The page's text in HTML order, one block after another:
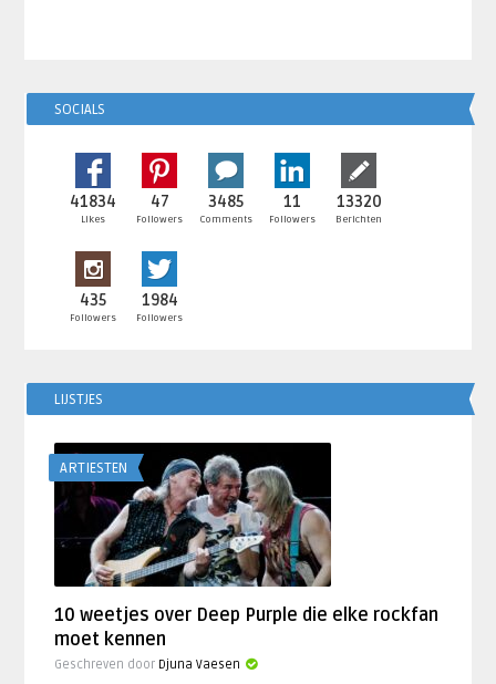
SOCIALS
41834
Likes
47
Followers
3485
Comments
11
Followers
13320
Berichten
435
Followers
1984
Followers
LIJSTJES
ARTIESTEN
10 weetjes over Deep Purple die elke rockfan
moet kennen
Geschreven door Djuna Vaesen